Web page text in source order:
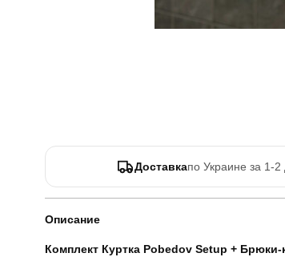
Доставкапо Украине за 1-2
Описание
Комплект Куртка Pobedov Setup +